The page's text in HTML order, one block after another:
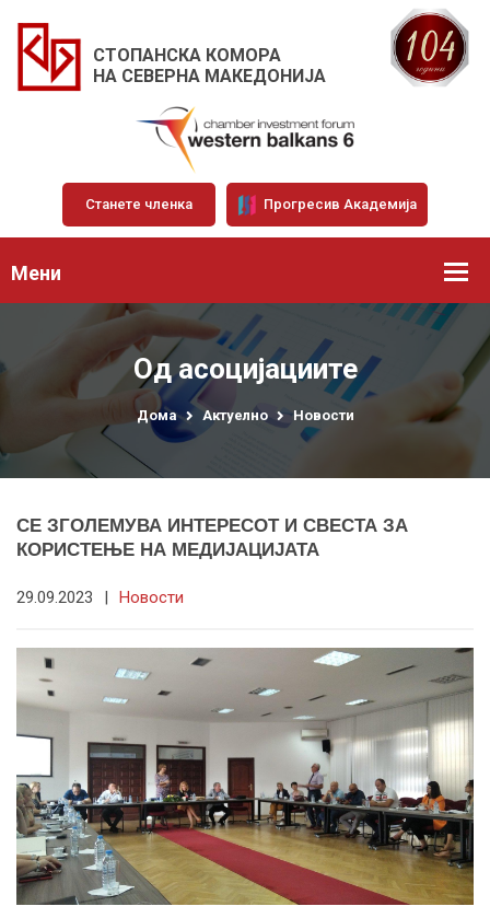
СТОПАНСКА КОМОРА
НА СЕВЕРНА МАКЕДОНИЈА
Станете членка Прогресив Академија
Мени
Од асоцијациите
Дома Актуелно Новости
СЕ ЗГОЛЕМУВА ИНТЕРЕСОТ И СВЕСТА ЗА
КОРИСТЕЊЕ НА МЕДИЈАЦИЈАТА
29.09.2023 | Новости